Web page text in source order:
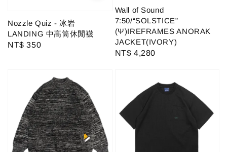
Nozzle Quiz - 冰岩
LANDING 中高筒休閒襪
Regular
NT$ 350
Wall of Sound
7:50/“SOLSTICE”
(Ψ)IREFRAMES ANORAK
JACKET(IVORY)
Regular
NT$ 4,280